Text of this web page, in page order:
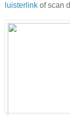
luisterlink of scan